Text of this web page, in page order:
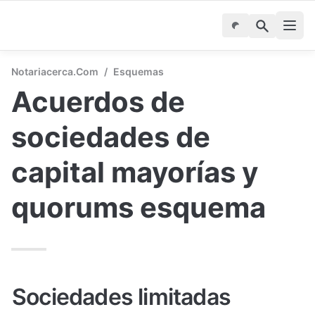
Notariacerca.com / Esquemas
Acuerdos de
sociedades de
capital mayorías y
quorums esquema
Sociedades limitadas